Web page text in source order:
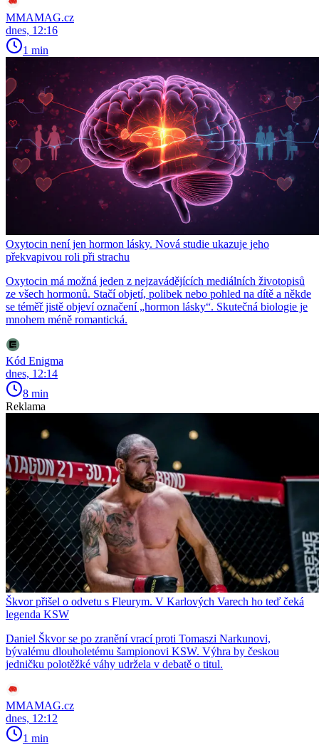
MMAMAG.cz
dnes, 12:16
1 min
Oxytocin není jen hormon lásky. Nová studie ukazuje jeho
překvapivou roli při strachu
Oxytocin má možná jeden z nejzavádějících mediálních životopisů
ze všech hormonů. Stačí objetí, polibek nebo pohled na dítě a někde
se téměř jistě objeví označení „hormon lásky“. Skutečná biologie je
mnohem méně romantická.
Kód Enigma
dnes, 12:14
8 min
Reklama
Škvor přišel o odvetu s Fleurym. V Karlových Varech ho teď čeká
legenda KSW
Daniel Škvor se po zranění vrací proti Tomaszi Narkunovi,
bývalému dlouholetému šampionovi KSW. Výhra by českou
jedničku polotěžké váhy udržela v debatě o titul.
MMAMAG.cz
dnes, 12:12
1 min